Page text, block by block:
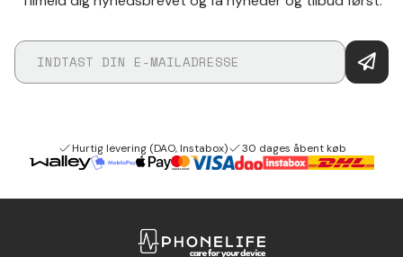
Hurtig levering (DAO, Instabox) 30 dages åbent køb